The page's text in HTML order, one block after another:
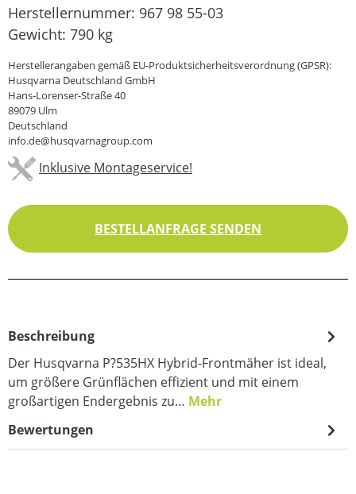
Herstellernummer: 967 98 55-03
Gewicht: 790 kg
Herstellerangaben gemäß EU-Produktsicherheitsverordnung (GPSR):
Husqvarna Deutschland GmbH
Hans-Lorenser-Straße 40
89079 Ulm
Deutschland
info.de@husqvarnagroup.com
Inklusive Montageservice!
BESTELLANFRAGE SENDEN
Beschreibung
Der Husqvarna P?535HX Hybrid-Frontmäher ist ideal,
um größere Grünflächen effizient und mit einem
großartigen Endergebnis zu… Mehr
Bewertungen